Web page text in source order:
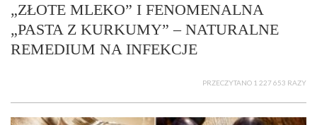
„ZŁOTE MLEKO” I FENOMENALNA
„PASTA Z KURKUMY” – NATURALNE
REMEDIUM NA INFEKCJE
PRZECZYTANO 1 227 653 RAZY